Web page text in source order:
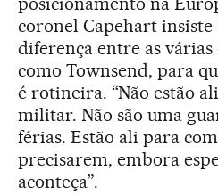
coronel Capehart insiste
diferença entre as várias
como Townsend, para
é rotineira. “Não estão
militar. Não são uma
férias. Estão ali para
precisarem, embora
aconteça”.